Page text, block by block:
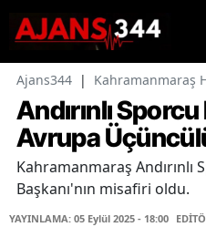
Ajans344 | Kahramanmaraş
Andırınlı
Avrupa
Kahramanmaraş Andırınlı
Başkanı'nın misafiri oldu.
YAYINLAMA: 05 Eylül 2025 - 18:00